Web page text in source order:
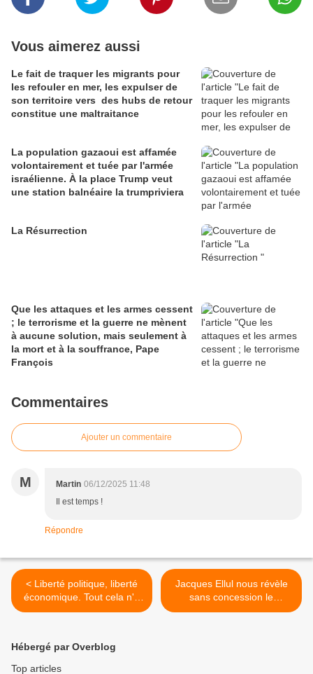
Vous aimerez aussi
Le fait de traquer les migrants pour
les refouler en mer, les expulser de
son territoire vers des hubs de retour
constitue une maltraitance
La population gazaoui est affamée
volontairement et tuée par l'armée
israélienne. À la place Trump veut
une station balnéaire la trumpriviera
La Résurrection
Que les attaques et les armes cessent
; le terrorisme et la guerre ne mènent
à aucune solution, mais seulement à
la mort et à la souffrance, Pape
François
Commentaires
Ajouter un commentaire
M Martin 06/12/2025 11:48
Il est temps !
Répondre
< Liberté politique, liberté
économique. Tout cela n'a
rien à faire avec la liberté
par Christ
Jacques Ellul nous révèle
sans concession le
caractère essentiel du
Hébergé par Overblog
Top articles